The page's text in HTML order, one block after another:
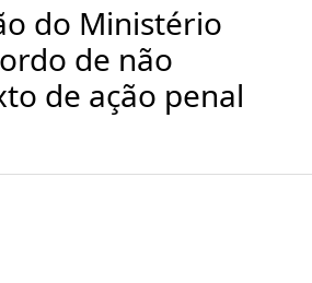
do Ministério
de não
de ação penal